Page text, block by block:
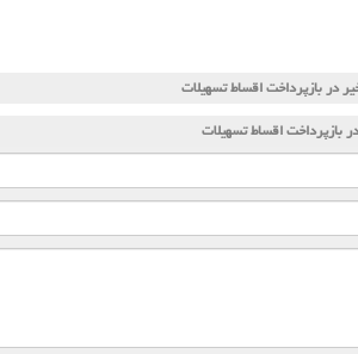
در بازپرداخت اقساط تسهیلات
بازپرداخت اقساط تسهیلات